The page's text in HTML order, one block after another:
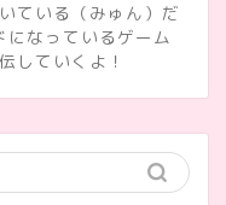
ている（みゅん）だ
なっているゲーム
していくよ！